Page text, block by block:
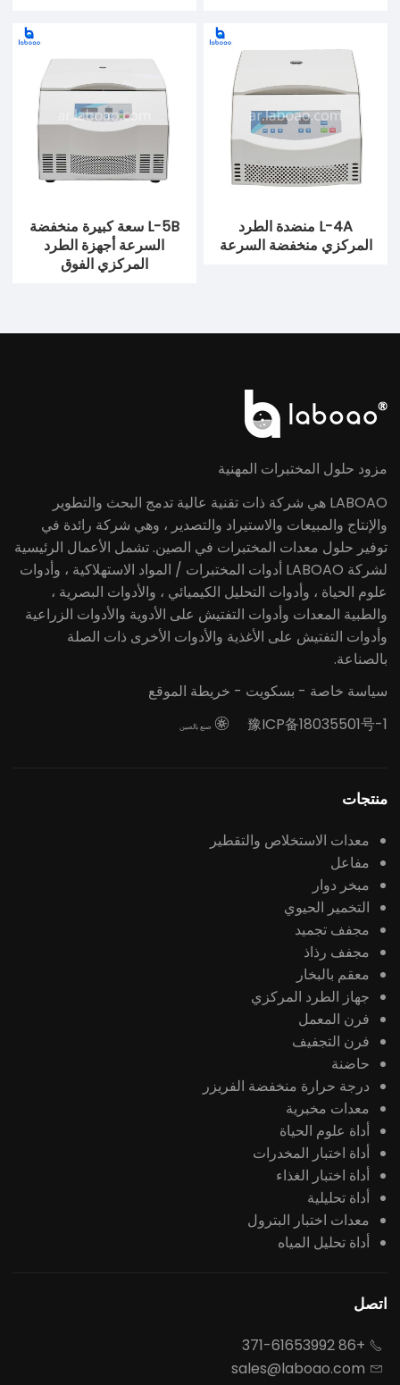
L-5B سعة كبيرة منخفضة
السرعة أجهزة الطرد
المركزي الفوق
L-4A منضدة الطرد
المركزي منخفضة السرعة
مزود حلول المختبرات المهنية
LABOAO هي شركة ذات تقنية عالية تدمج البحث والتطوير
والإنتاج والمبيعات والاستيراد والتصدير ، وهي شركة رائدة في
توفير حلول معدات المختبرات في الصين. تشمل الأعمال الرئيسية
لشركة LABOAO أدوات المختبرات / المواد الاستهلاكية ، وأدوات
علوم الحياة ، وأدوات التحليل الكيميائي ، والأدوات البصرية ،
والطبية المعدات وأدوات التفتيش على الأدوية والأدوات الزراعية
وأدوات التفتيش على الأغذية والأدوات الأخرى ذات الصلة
بالصناعة.
سياسة خاصة - بسكويت - خريطة الموقع
豫ICP备18035501号-1
 صنع بالصين
منتجات
معدات الاستخلاص والتقطير
مفاعل
مبخر دوار
التخمير الحيوي
مجفف تجميد
مجفف رذاذ
معقم بالبخار
جهاز الطرد المركزي
فرن المعمل
فرن التجفيف
حاضنة
درجة حرارة منخفضة الفريزر
معدات مخبرية
أداة علوم الحياة
أداة اختبار المخدرات
أداة اختبار الغذاء
أداة تحليلية
معدات اختبار البترول
أداة تحليل المياه
اتصل

+86 371-61653992

sales@laboao.com